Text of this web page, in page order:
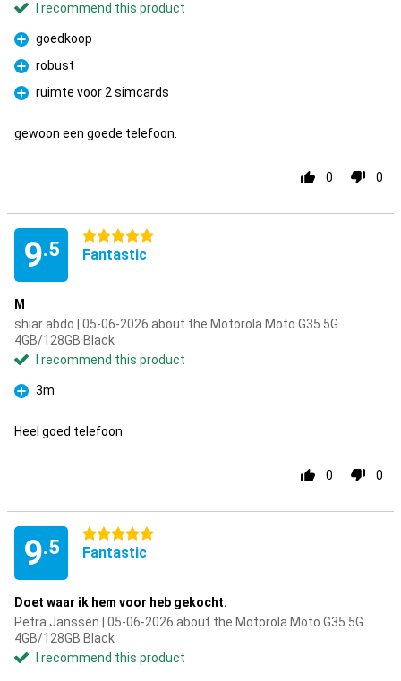
I recommend this product
Pro
goedkoop
Pro
robust
Pro
ruimte voor 2 simcards
gewoon een goede telefoon.
0 0
9.5
5 stars
Fantastic
M
shiar abdo | 05-06-2026 about the Motorola Moto G35 5G
4GB/128GB Black
I recommend this product
Pro
3m
Heel goed telefoon
0 0
9.5
5 stars
Fantastic
Doet waar ik hem voor heb gekocht.
Petra Janssen | 05-06-2026 about the Motorola Moto G35 5G
4GB/128GB Black
I recommend this product